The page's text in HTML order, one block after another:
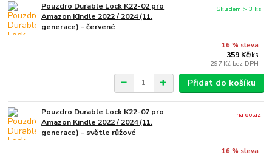
Pouzdro Durable Lock K22-02 pro
Amazon Kindle 2022 / 2024 (11.
generace) - červené
16 % sleva
359 Kč/ks
297 Kč bez DPH
Skladem > 3 ks
Přidat do košíku
Pouzdro Durable Lock K22-07 pro
Amazon Kindle 2022 / 2024 (11.
generace) - světle růžové
16 % sleva
na dotaz